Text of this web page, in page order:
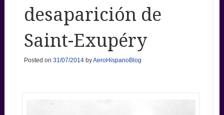
desaparición de
Saint-Exupéry
Posted on 31/07/2014byAeroHispanoBlog